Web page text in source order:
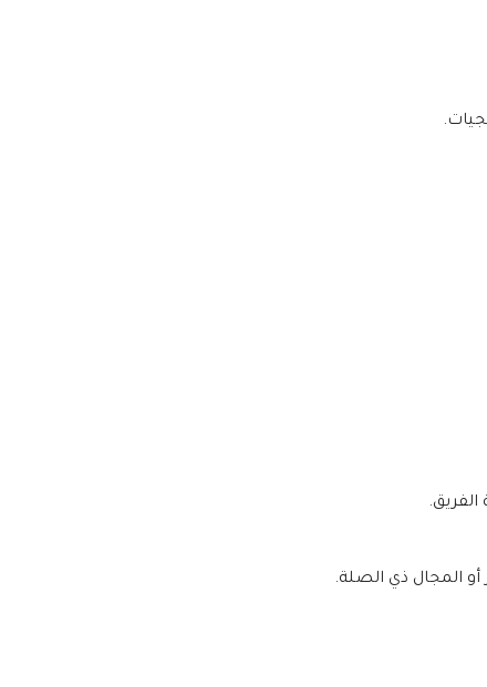
أو المجال ذي الصلة.